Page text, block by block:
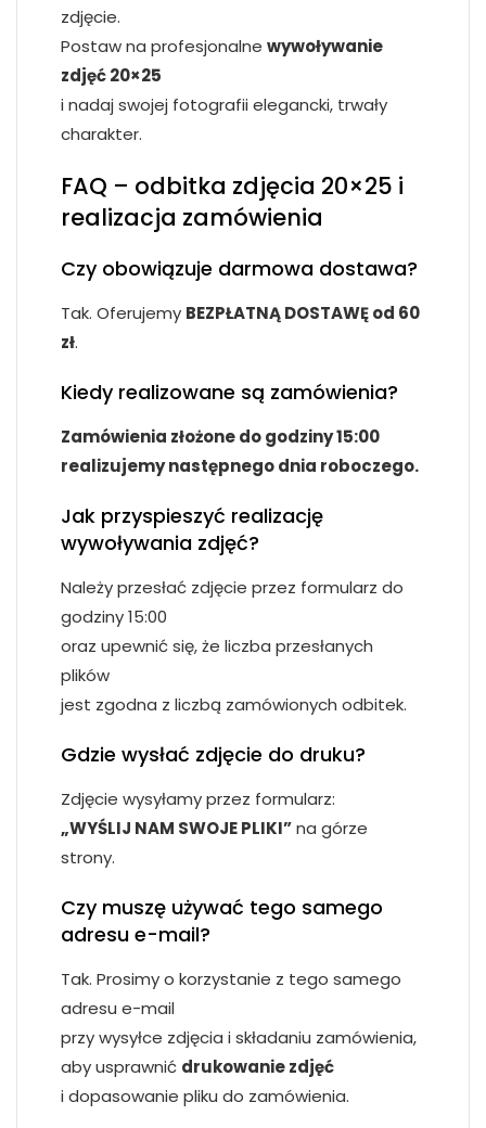
zdjęcie.
Postaw na profesjonalne wywoływanie
zdjęć 20×25
i nadaj swojej fotografii elegancki, trwały
charakter.
FAQ – odbitka zdjęcia 20×25 i
realizacja zamówienia
Czy obowiązuje darmowa dostawa?
Tak. Oferujemy BEZPŁATNĄ DOSTAWĘ od 60
zł.
Kiedy realizowane są zamówienia?
Zamówienia złożone do godziny 15:00
realizujemy następnego dnia roboczego.
Jak przyspieszyć realizację
wywoływania zdjęć?
Należy przesłać zdjęcie przez formularz do
godziny 15:00
oraz upewnić się, że liczba przesłanych
plików
jest zgodna z liczbą zamówionych odbitek.
Gdzie wysłać zdjęcie do druku?
Zdjęcie wysyłamy przez formularz:
„WYŚLIJ NAM SWOJE PLIKI”na górze
strony.
Czy muszę używać tego samego
adresu e-mail?
Tak. Prosimy o korzystanie z tego samego
adresu e-mail
przy wysyłce zdjęcia i składaniu zamówienia,
aby usprawnić drukowanie zdjęć
i dopasowanie pliku do zamówienia.